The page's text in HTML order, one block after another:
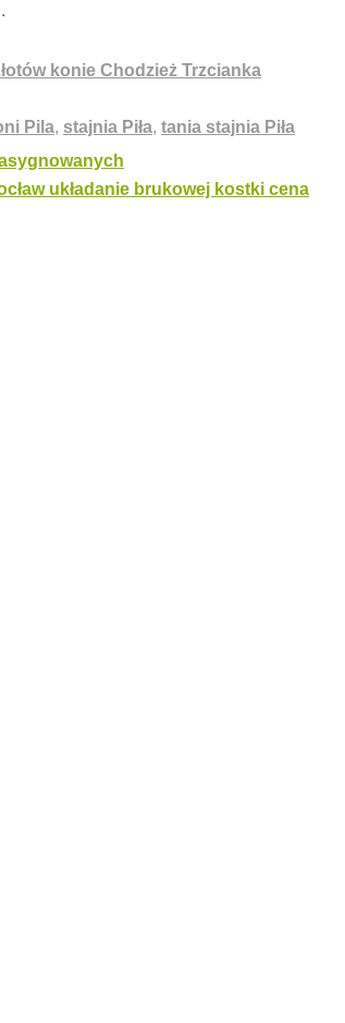
konie Chodzież Trzcianka
Pila, stajnia Piła, tania stajnia Piła
układanie brukowej kostki cena